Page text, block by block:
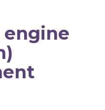
engine